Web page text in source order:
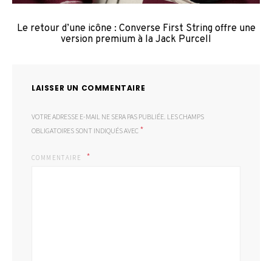
Le retour d’une icône : Converse First String offre une
version premium à la Jack Purcell
LAISSER UN COMMENTAIRE
VOTRE ADRESSE E-MAIL NE SERA PAS PUBLIÉE. LES CHAMPS
OBLIGATOIRES SONT INDIQUÉS AVEC *
COMMENTAIRE